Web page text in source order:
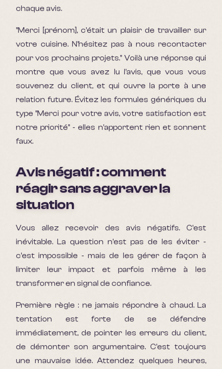
chaque avis.
"Merci [prénom], c'était un plaisir de travailler sur
votre cuisine. N'hésitez pas à nous recontacter
pour vos prochains projets." Voilà une réponse qui
montre que vous avez lu l'avis, que vous vous
souvenez du client, et qui ouvre la porte à une
relation future. Évitez les formules génériques du
type "Merci pour votre avis, votre satisfaction est
notre priorité" - elles n'apportent rien et sonnent
faux.
Avis négatif : comment
réagir sans aggraver la
situation
Vous allez recevoir des avis négatifs. C'est
inévitable. La question n'est pas de les éviter -
c'est impossible - mais de les gérer de façon à
limiter leur impact et parfois même à les
transformer en signal de confiance.
Première règle : ne jamais répondre à chaud. La
tentation est forte de se défendre
immédiatement, de pointer les erreurs du client,
de démonter son argumentaire. C'est toujours
une mauvaise idée. Attendez quelques heures,